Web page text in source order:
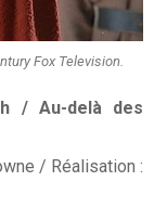
Fox Television.
/ Au-delà des
/ Réalisation :